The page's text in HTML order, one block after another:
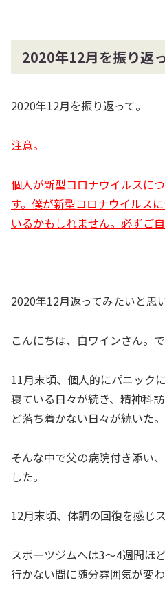
2020年12月を振り返っ
2020年12月を振り返って。
注意。
個人が新型コロナウイルスに
す。僕が新型コロナウイルス
いるかもしれません。必ずご
2020年12月返ってみたいと思
こんにちは、白ワインさん。で
11月末頃、個人的にパニック
寝ている日々が続き、精神科
ど落ち着かない日々が続いた。
そんな中で父の病院付き添い
した。
12月末頃、体調の回復を感じ
スポーツジムへは3～4週間ほ
行かない間に随分雰囲気が変わ